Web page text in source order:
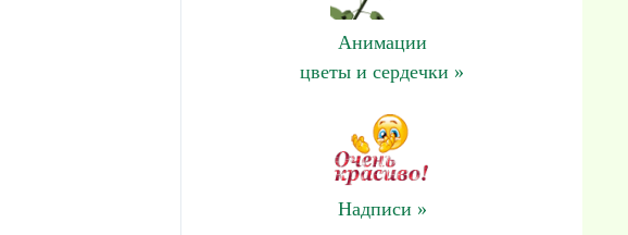
Анимации
цветы и сердечки »
Надписи »